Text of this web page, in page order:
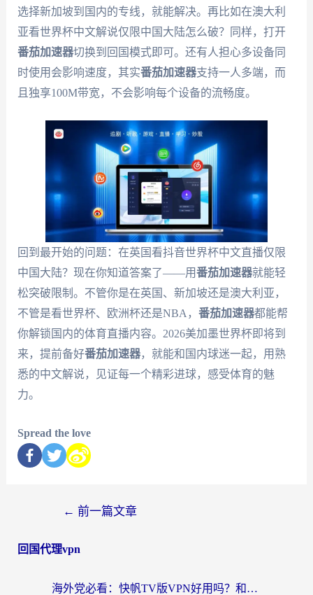
选择新加坡到国内的专线，就能解决。再比如在澳大利
亚看世界杯中文解说仅限中国大陆怎么破？同样，打开
番茄加速器切换到回国模式即可。还有人担心多设备同
时使用会影响速度，其实番茄加速器支持一人多端，而
且独享100M带宽，不会影响每个设备的流畅度。
回到最开始的问题：在英国看抖音世界杯中文直播仅限
中国大陆？现在你知道答案了——用番茄加速器就能轻
松突破限制。不管你是在英国、新加坡还是澳大利亚，
不管是看世界杯、欧洲杯还是NBA， 番茄加速器都能帮
你解锁国内的体育直播内容。2026美加墨世界杯即将到
来，提前备好番茄加速器，就能和国内球迷一起，用熟
悉的中文解说，见证每一个精彩进球，感受体育的魅
力。
Spread the love
← 前一篇文章
回国代理vpn
海外党必看：快帆TV版VPN好用吗？和快游VPN对比哪个回国效果更好？附实用避坑指南